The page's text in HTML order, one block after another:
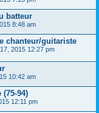
batteur
8:48 am
chanteur/guitariste
2015 12:27 pm
10:42 am
94)
12:11 pm